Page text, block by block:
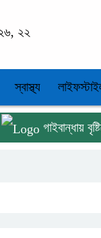
২২
স্বাস্থ্য
গাইবান্ধায় বৃষ্টিকে